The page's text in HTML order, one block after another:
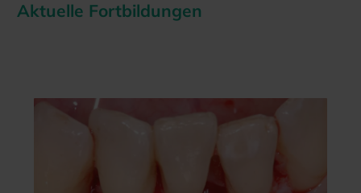
Aktuelle Fortbildungen